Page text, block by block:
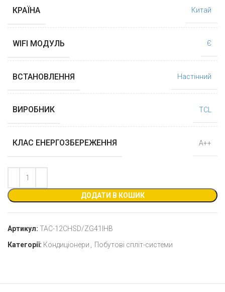
КРАЇНА Китай
WIFI МОДУЛЬ Є
ВСТАНОВЛЕННЯ Настінний
ВИРОБНИК TCL
КЛАС ЕНЕРГОЗБЕРЕЖЕННЯ А++
ДОДАТИ В КОШИК
Артикул: TAC-12CHSD/ZG41IHB
Категорії: Кондиціонери Побутові спліт-системи